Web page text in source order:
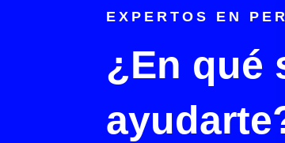
EXPERTOS EN
¿En qué